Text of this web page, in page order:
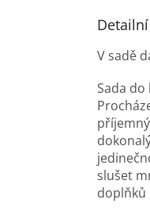
V sadě
Sada
slušet
doplňků